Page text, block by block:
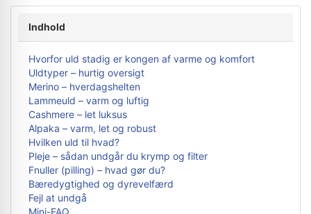
Indhold
Hvorfor uld stadig er kongen af varme og komfort
Uldtyper – hurtig oversigt
Merino – hverdagshelten
Lammeuld – varm og luftig
Cashmere – let luksus
Alpaka – varm, let og robust
Hvilken uld til hvad?
Pleje – sådan undgår du krymp og filter
Fnuller (pilling) – hvad gør du?
Bæredygtighed og dyrevelfærd
Fejl at undgå
Mini-FAQ